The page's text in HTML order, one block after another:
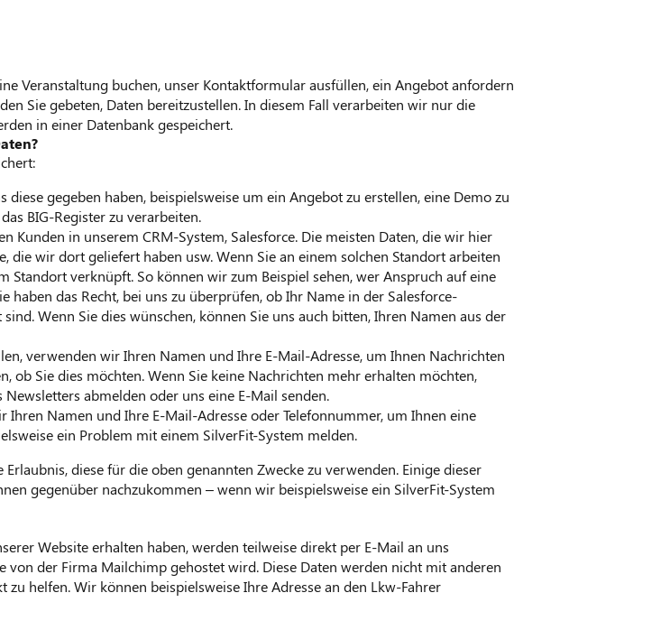
Veranstaltung buchen, unser Kontaktformular ausfüllen, ein Angebot anfordern
Sie gebeten, Daten bereitzustellen. In diesem Fall verarbeiten wir nur die
in einer Datenbank gespeichert.
gegeben haben, beispielsweise um ein Angebot zu erstellen, eine Demo zu
BIG-Register zu verarbeiten.
Kunden in unserem CRM-System, Salesforce. Die meisten Daten, die wir hier
die wir dort geliefert haben usw. Wenn Sie an einem solchen Standort arbeiten
verknüpft. So können wir zum Beispiel sehen, wer Anspruch auf eine
haben das Recht, bei uns zu überprüfen, ob Ihr Name in der Salesforce-
Wenn Sie dies wünschen, können Sie uns auch bitten, Ihren Namen aus der
verwenden wir Ihren Namen und Ihre E-Mail-Adresse, um Ihnen Nachrichten
ob Sie dies möchten. Wenn Sie keine Nachrichten mehr erhalten möchten,
abmelden oder uns eine E-Mail senden.
Namen und Ihre E-Mail-Adresse oder Telefonnummer, um Ihnen eine
ein Problem mit einem SilverFit-System melden.
diese für die oben genannten Zwecke zu verwenden. Einige dieser
gegenüber nachzukommen – wenn wir beispielsweise ein SilverFit-System
Website erhalten haben, werden teilweise direkt per E-Mail an uns
der Firma Mailchimp gehostet wird. Diese Daten werden nicht mit anderen
helfen. Wir können beispielsweise Ihre Adresse an den Lkw-Fahrer